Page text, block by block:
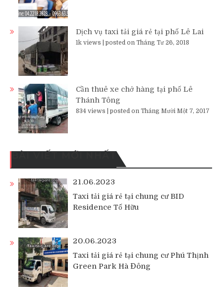
Dịch vụ taxi tải giá rẻ tại phố Lê Lai
1k views posted on Tháng Tư 26, 2018
Cần thuê xe chở hàng tại phố Lê
Thánh Tông
834 views posted on Tháng Mười Một 7, 2017
BÀI VIẾT MỚI NHẤT
21.06.2023
Taxi tải giá rẻ tại chung cư BID
Residence Tố Hữu
20.06.2023
Taxi tải giá rẻ tại chung cư Phú Thịnh
Green Park Hà Đông